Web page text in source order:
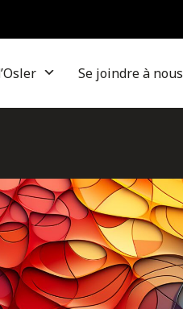
Se joindre à nous